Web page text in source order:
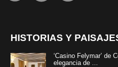
HISTORIAS Y
‘Casino Felymar’ de
elegancia de ...